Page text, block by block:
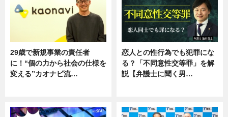
29歳で新規事業の責任者
に！“個の力から社会の仕様を
変える”カオナビ流…
恋人との性行為でも犯罪にな
る？「不同意性交等罪」を解
説【弁護士に聞く男…